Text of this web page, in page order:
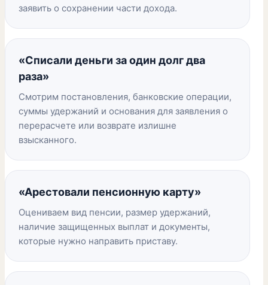
заявить о сохранении части дохода.
«Списали деньги за один долг два
раза»
Смотрим постановления, банковские операции,
суммы удержаний и основания для заявления о
перерасчете или возврате излишне
взысканного.
«Арестовали пенсионную карту»
Оцениваем вид пенсии, размер удержаний,
наличие защищенных выплат и документы,
которые нужно направить приставу.